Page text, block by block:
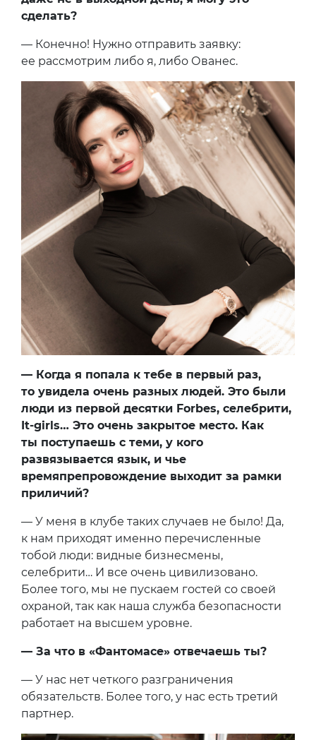
сделать?
— Конечно! Нужно отправить заявку:
ее рассмотрим либо я, либо Ованес.
— Когда я попала к тебе в первый раз,
то увидела очень разных людей. Это были
люди из первой десятки Forbes, cелебрити,
It-girls… Это очень закрытое место. Как
ты поступаешь с теми, у кого
развязывается язык, и чье
времяпрепровождение выходит за рамки
приличий?
— У меня в клубе таких случаев не было! Да,
к нам приходят именно перечисленные
тобой люди: видные бизнесмены,
селебрити… И все очень цивилизовано.
Более того, мы не пускаем гостей со своей
охраной, так как наша служба безопасности
работает на высшем уровне.
— За что в «Фантомасе» отвечаешь ты?
— У нас нет четкого разграничения
обязательств. Более того, у нас есть третий
партнер.